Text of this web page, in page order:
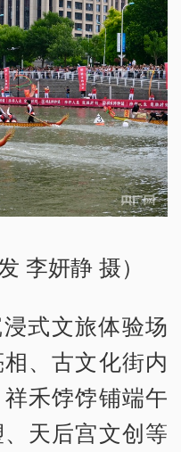
李妍静 摄）
式文旅体验场
、古文化街内
禾饽饽铺端午
天后宫文创等